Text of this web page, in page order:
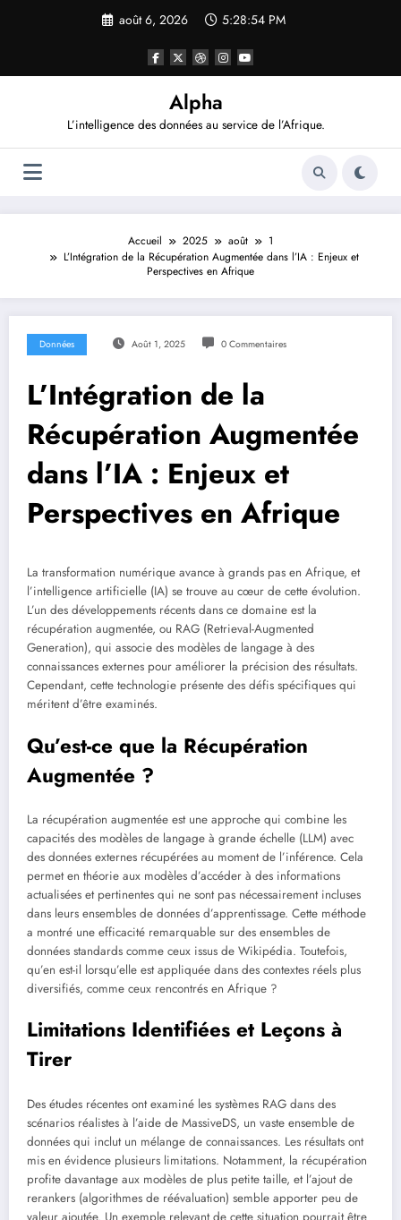
août 6, 2026 5:28:55 PM
Alpha
L’intelligence des données au service de l’Afrique.
Accueil 2025 août
1
L’Intégration de la Récupération Augmentée dans l’IA : Enjeux et
Perspectives en Afrique
Données Août 1, 2025 0 Commentaires
L’Intégration de la
Récupération Augmentée
dans l’IA : Enjeux et
Perspectives en Afrique
La transformation numérique avance à grands pas en Afrique, et
l’intelligence artificielle (IA) se trouve au cœur de cette évolution.
L’un des développements récents dans ce domaine est la
récupération augmentée, ou RAG (Retrieval-Augmented
Generation), qui associe des modèles de langage à des
connaissances externes pour améliorer la précision des résultats.
Cependant, cette technologie présente des défis spécifiques qui
méritent d’être examinés.
Qu’est-ce que la Récupération
Augmentée ?
La récupération augmentée est une approche qui combine les
capacités des modèles de langage à grande échelle (LLM) avec
des données externes récupérées au moment de l’inférence. Cela
permet en théorie aux modèles d’accéder à des informations
actualisées et pertinentes qui ne sont pas nécessairement incluses
dans leurs ensembles de données d’apprentissage. Cette méthode
a montré une efficacité remarquable sur des ensembles de
données standards comme ceux issus de Wikipédia. Toutefois,
qu’en est-il lorsqu’elle est appliquée dans des contextes réels plus
diversifiés, comme ceux rencontrés en Afrique ?
Limitations Identifiées et Leçons à
Tirer
Des études récentes ont examiné les systèmes RAG dans des
scénarios réalistes à l’aide de MassiveDS, un vaste ensemble de
données qui inclut un mélange de connaissances. Les résultats ont
mis en évidence plusieurs limitations. Notamment, la récupération
profite davantage aux modèles de plus petite taille, et l’ajout de
rerankers (algorithmes de réévaluation) semble apporter peu de